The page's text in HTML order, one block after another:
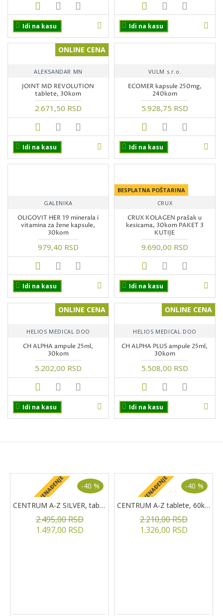
Idi na kasu Idi na kasu
ONLINE CENA
ALEKSANDAR MN
JOINT MD REVOLUTION
tablete, 30kom
2.671,50 RSD
Idi na kasu
VULM s.r.o.
ECOMER kapsule 250mg,
240kom
5.928,75 RSD
Idi na kasu
GALENIKA
OLIGOVIT HER 19 minerala i
vitamina za žene kapsule,
30kom
979,40 RSD
Idi na kasu
BESPLATNA POŠTARINA
CRUX
CRUX KOLAGEN prašak u
kesicama, 30kom PAKET 3
KUTIJE
9.690,00 RSD
Idi na kasu
ONLINE CENA
HELIOS MEDICAL DOO
CH ALPHA ampule 25ml,
30kom
5.202,00 RSD
Idi na kasu
ONLINE CENA
HELIOS MEDICAL DOO
CH ALPHA PLUS ampule 25ml,
30kom
5.508,00 RSD
Idi na kasu
+ POKLON IZNENAĐENJE -40 %
CENTRUM A-Z SILVER, tablete, 60kom.
1.497,00 RSD
2.495,00 RSD + POKLON IZNENAĐENJE -40 %
CENTRUM A-Z tablete, 60kom
1.326,00 RSD
2.210,00 RSD